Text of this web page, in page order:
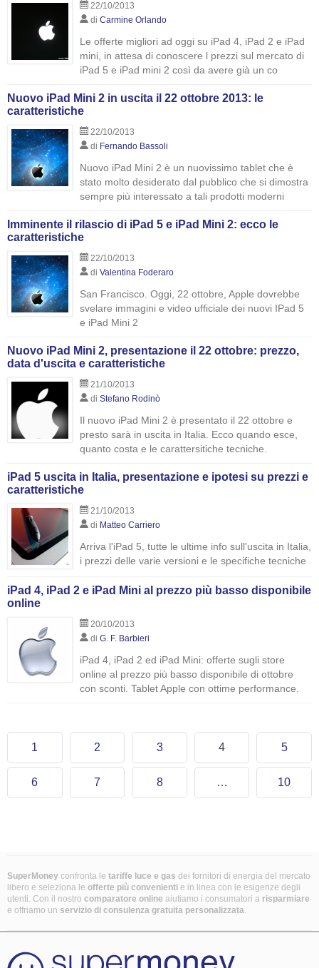
22/10/2013
di Carmine Orlando
Le offerte migliori ad oggi su iPad 4, iPad 2 e iPad
mini, in attesa di conoscere l prezzi sul mercato di
iPad 5 e iPad mini 2 così da avere già un co
Nuovo iPad Mini 2 in uscita il 22 ottobre 2013: le
caratteristiche
22/10/2013
di Fernando Bassoli
Nuovo iPad Mini 2 è un nuovissimo tablet che è
stato molto desiderato dal pubblico che si dimostra
sempre più interessato a tali prodotti moderni
Imminente il rilascio di iPad 5 e iPad Mini 2: ecco le
caratteristiche
22/10/2013
di Valentina Foderaro
San Francisco. Oggi, 22 ottobre, Apple dovrebbe
svelare immagini e video ufficiale dei nuovi IPad 5
e iPad Mini 2
Nuovo iPad Mini 2, presentazione il 22 ottobre: prezzo,
data d'uscita e caratteristiche
21/10/2013
di Stefano Rodinò
Il nuovo iPad Mini 2 è presentato il 22 ottobre e
presto sarà in uscita in Italia. Ecco quando esce,
quanto costa e le carattersitiche tecniche.
iPad 5 uscita in Italia, presentazione e ipotesi su prezzi e
caratteristiche
21/10/2013
di Matteo Carriero
Arriva l'iPad 5, tutte le ultime info sull'uscita in Italia,
i prezzi delle varie versioni e le specifiche tecniche
iPad 4, iPad 2 e iPad Mini al prezzo più basso disponibile
online
20/10/2013
di G. F. Barbieri
iPad 4, iPad 2 ed iPad Mini: offerte sugli store
online al prezzo più basso disponibile di ottobre
con sconti. Tablet Apple con ottime performance.
1 2 3 4 5
6 7 8 … 10
SuperMoney confronta le tariffe luce e gas dei fornitori di energia del mercato
libero e seleziona le offerte più convenienti e in linea con le esigenze degli
utenti. Con il nostro comparatore online aiutiamo i consumatori a risparmiare
e offriamo un servizio di consulenza gratuita personalizzata.